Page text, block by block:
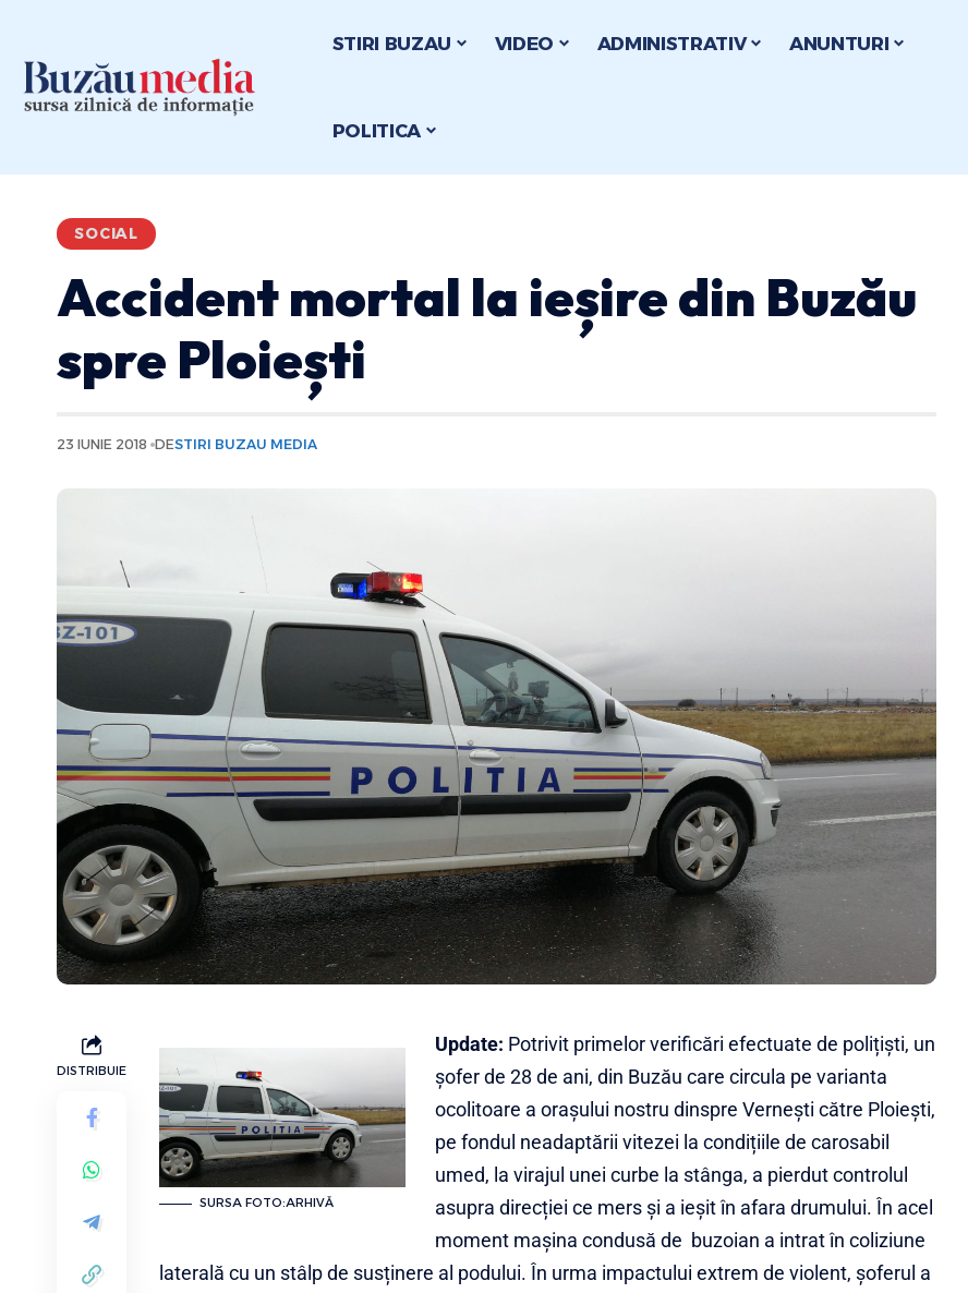
STIRI BUZAU VIDEO ADMINISTRATIV ANUNTURI
POLITICA
SOCIAL
Accident mortal la ieșire din Buzău
spre Ploiești
23 IUNIE 2018 DESTIRI BUZAU MEDIA
DISTRIBUIE
SURSA FOTO:ARHIVĂ
Update: Potrivit primelor verificări efectuate de polițiști, un
șofer de 28 de ani, din Buzău care circula pe varianta
ocolitoare a orașului nostru dinspre Vernești către Ploiești,
pe fondul neadaptării vitezei la condițiile de carosabil
umed, la virajul unei curbe la stânga, a pierdut controlul
asupra direcției ce mers și a ieșit în afara drumului. În acel
moment mașina condusă de buzoian a intrat în coliziune
laterală cu un stâlp de susținere al podului. În urma impactului extrem de violent, șoferul a